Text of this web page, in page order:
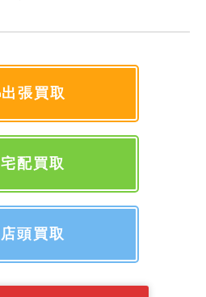
出張買取
宅配買取
店頭買取